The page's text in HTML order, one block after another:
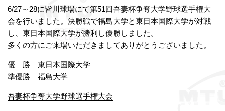
6/27～28に皆川球場にて第51回吾妻杯争奪大学野球選手権大
会を行いました。決勝戦で福島大学と東日本国際大学が対戦
し、東日本国際大学が勝利し優勝しました。
多くの方にご来場いただきましてありがとうございました。
優 勝 東日本国際大学
準優勝 福島大学
吾妻杯争奪大学野球選手権大会